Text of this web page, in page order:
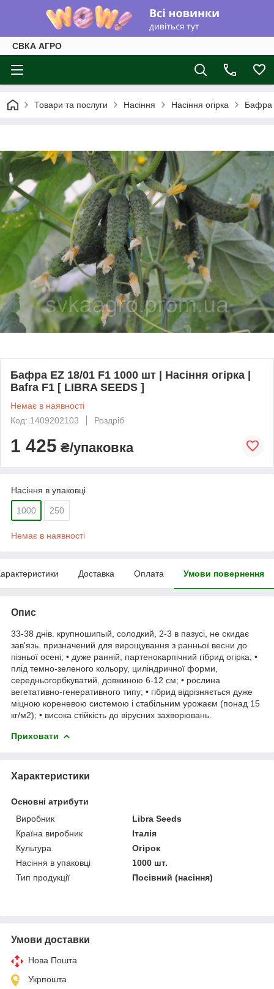
СВКА АГРО
Товари та послуги Насіння Насіння огірка Бафра
Бафра EZ 18/01 F1 1000 шт | Насіння огірка |
Bafra F1 [ LIBRA SEEDS ]
Немає в наявності
Код: 1409202103
Роздріб
1 425 ₴/упаковка
Насіння в упаковці
1000 250
Немає в наявності
Доставка Оплата Умови повернення
Опис
33-38 днів. крупношипый, солодкий, 2-3 в пазусі, не скидає
зав'язь. призначений для вирощування з ранньої весни до
пізньої осені; • дуже ранній, партенокарпічний гібрид огірка; •
плід темно-зеленого кольору, циліндричної форми,
середньогорбкуватий, довжиною 6-12 см; • рослина
вегетативно-генеративного типу; • гібрид відрізняється дуже
міцною кореневою системою і стабільним урожаєм (понад 15
кг/м2); • висока стійкість до вірусних захворювань.
Приховати
Характеристики
Основні атрибути
Виробник
Libra Seeds
Країна виробник
Італія
Культура
Огірок
Насіння в упаковці
1000 шт.
Тип продукції
Посівний (насіння)
Умови доставки
Нова Пошта
Укрпошта